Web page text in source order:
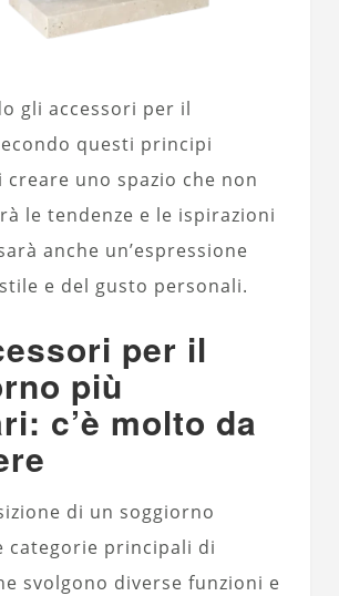
gli accessori per il
questi principi
creare uno spazio che non
le tendenze e le ispirazioni
anche un’espressione
e del gusto personali.
per il
più
c’è molto da
di un soggiorno
categorie principali di
svolgono diverse funzioni e